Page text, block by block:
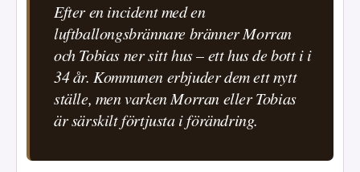
Efter en incident med en
luftballongsbrännare bränner Morran
och Tobias ner sitt hus – ett hus de bott i i
34 år. Kommunen erbjuder dem ett nytt
ställe, men varken Morran eller Tobias
är särskilt förtjusta i förändring.